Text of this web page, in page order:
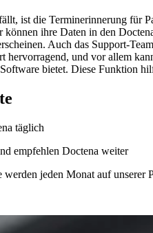
ist die Terminerinnerung für
ihre Daten in den
Auch das Support-
hervorragend, und vor allem
bietet. Diese Funktion
täglich
empfehlen Doctena weiter
jeden Monat auf unserer